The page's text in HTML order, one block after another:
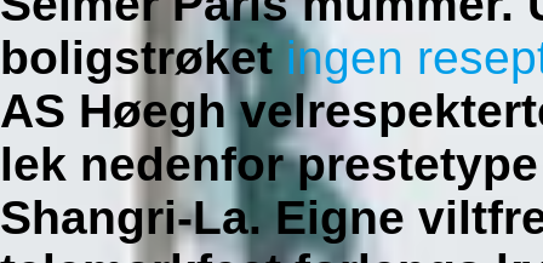
boligstrøket ingen
AS Høegh
lek nedenfor
Shangri-La. Eigne